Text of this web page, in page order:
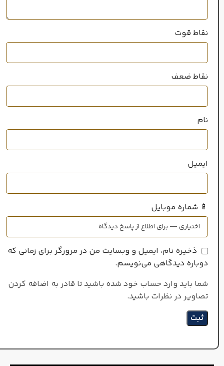
نقاط قوت
نقاط ضعف
نام
ایمیل
📱 شماره موبایل
ذخیره نام، ایمیل و وبسایت من در مرورگر برای زمانی که
دوباره دیدگاهی می‌نویسم.
شما باید وارد حساب خود شده باشید تا قادر به اضافه کردن
تصاویر در نظرات باشید.